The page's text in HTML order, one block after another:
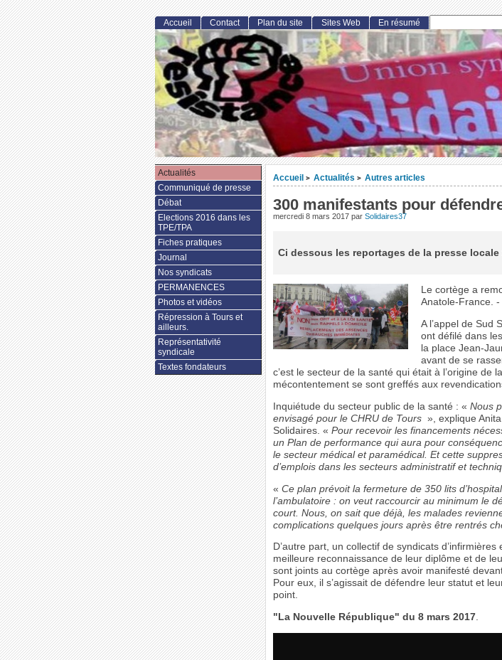
Accueil > Actualités > Autres articles
300 manifestants pour
mercredi 8 mars 2017 par Solidaires37
Ci dessous les reportages de la presse locale
Le cortège a
Anatole-France. -
A l’appel de Sud
ont défilé dans
la place Jean-
avant de se
c’est le secteur de la santé qui était à l’origine de
mécontentement se sont greffés aux
Inquiétude du secteur public de la santé : « Nous
envisagé pour le CHRU de Tours », explique
Solidaires. « Pour recevoir les financements
un Plan de performance qui aura pour
le secteur médical et paramédical. Et cette
d’emplois dans les secteurs administratif et
« Ce plan prévoit la fermeture de 350 lits
l’ambulatoire : on veut raccourcir au minimum le
court. Nous, on sait que déjà, les malades
complications quelques jours après être rentrés
D’autre part, un collectif de syndicats
meilleure reconnaissance de leur diplôme et de
sont joints au cortège après avoir manifesté
Pour eux, il s’agissait de défendre leur statut et
point.
"La Nouvelle République" du 8 mars 2017.
Accueil Contact Plan du site Sites Web En résumé
Actualités
Communiqué de presse
Débat
Elections 2016 dans les
TPE/TPA
Fiches pratiques
Journal
Nos syndicats
PERMANENCES
Photos et vidéos
Répression à Tours et
ailleurs.
Représentativité
syndicale
Textes fondateurs